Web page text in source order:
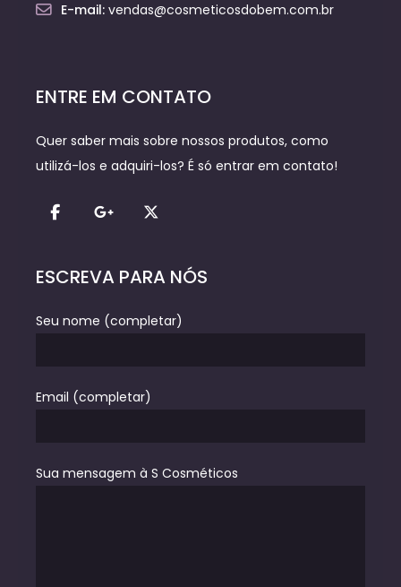
E-mail: vendas@cosmeticosdobem.com.br
ENTRE EM CONTATO
Quer saber mais sobre nossos produtos, como
utilizá-los e adquiri-los? É só entrar em contato!
ESCREVA PARA NÓS
Seu nome (completar)
Email (completar)
Sua mensagem à S Cosméticos